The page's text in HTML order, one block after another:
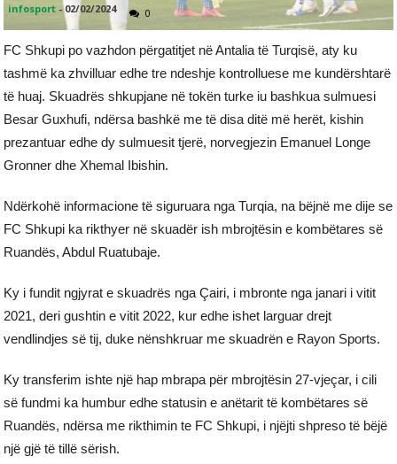
infosport -02/02/2024 0
FC Shkupi po vazhdon përgatitjet në Antalia të Turqisë, aty ku
tashmë ka zhvilluar edhe tre ndeshje kontrolluese me kundërshtarë
të huaj. Skuadrës shkupjane në tokën turke iu bashkua sulmuesi
Besar Guxhufi, ndërsa bashkë me të disa ditë më herët, kishin
prezantuar edhe dy sulmuesit tjerë, norvegjezin Emanuel Longe
Gronner dhe Xhemal Ibishin.
Ndërkohë informacione të siguruara nga Turqia, na bëjnë me dije se
FC Shkupi ka rikthyer në skuadër ish mbrojtësin e kombëtares së
Ruandës, Abdul Ruatubaje.
Ky i fundit ngjyrat e skuadrës nga Çairi, i mbronte nga janari i vitit
2021, deri gushtin e vitit 2022, kur edhe ishet larguar drejt
vendlindjes së tij, duke nënshkruar me skuadrën e Rayon Sports.
Ky transferim ishte një hap mbrapa për mbrojtësin 27-vjeçar, i cili
së fundmi ka humbur edhe statusin e anëtarit të kombëtares së
Ruandës, ndërsa me rikthimin te FC Shkupi, i njëjti shpreso të bëjë
një gjë të tillë sërish.